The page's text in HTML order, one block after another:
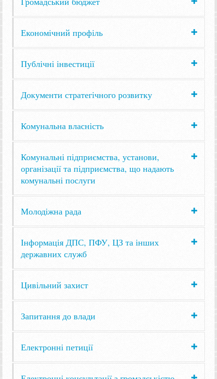
Економічний профіль
Публічні інвестиції
Документи стратегічного розвитку
Комунальна власність
Комунальні підприємства, установи,
організації та підприємства, що надають
комунальні послуги
Молодіжна рада
Інформація ДПС, ПФУ, ЦЗ та інших
державних служб
Цивільний захист
Запитання до влади
Електронні петиції